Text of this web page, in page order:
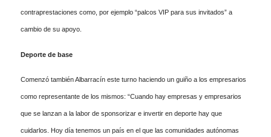
contraprestaciones como, por ejemplo “palcos VIP para sus invitados” a
cambio de su apoyo.
Deporte de base
Comenzó también Albarracín este turno haciendo un guiño a los empresarios
como representante de los mismos: “Cuando hay empresas y empresarios
que se lanzan a la labor de sponsorizar e invertir en deporte hay que
cuidarlos. Hoy día tenemos un país en el que las comunidades autónomas